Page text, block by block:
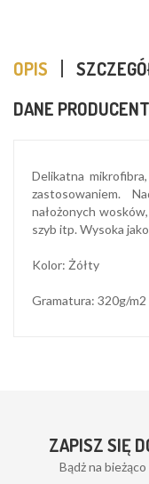
OPIS
DANE
Delikatna
zastosowaniem.
nałożonych
szyb itp. Wysoka
Kolor: Żółty
Gramatura: 320g/m2
ZAPISZ SIĘ
Bądż na